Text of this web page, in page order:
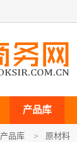
产品库
产品库 > 原材料